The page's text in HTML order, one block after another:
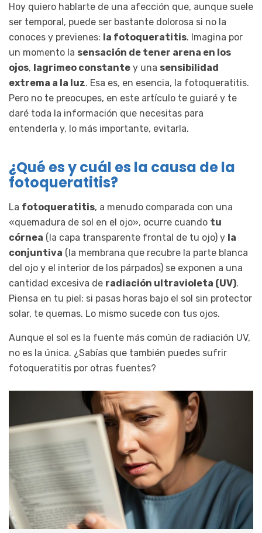
Hoy quiero hablarte de una afección que, aunque suele
ser temporal, puede ser bastante dolorosa si no la
conoces y previenes: la fotoqueratitis. Imagina por
un momento la sensación de tener arena en los
ojos, lagrimeo constante y una sensibilidad
extrema a la luz. Esa es, en esencia, la fotoqueratitis.
Pero no te preocupes, en este artículo te guiaré y te
daré toda la información que necesitas para
entenderla y, lo más importante, evitarla.
¿Qué es y cuál es la causa de la
fotoqueratitis?
La fotoqueratitis, a menudo comparada con una
«quemadura de sol en el ojo», ocurre cuando tu
córnea (la capa transparente frontal de tu ojo) y la
conjuntiva (la membrana que recubre la parte blanca
del ojo y el interior de los párpados) se exponen a una
cantidad excesiva de radiación ultravioleta (UV).
Piensa en tu piel: si pasas horas bajo el sol sin protector
solar, te quemas. Lo mismo sucede con tus ojos.
Aunque el sol es la fuente más común de radiación UV,
no es la única. ¿Sabías que también puedes sufrir
fotoqueratitis por otras fuentes?